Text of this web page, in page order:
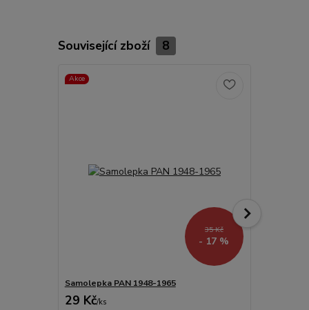
Související zboží 8
Akce
35 Kč
- 17 %
Samolepka PAN 1948-1965
29 Kč/ks